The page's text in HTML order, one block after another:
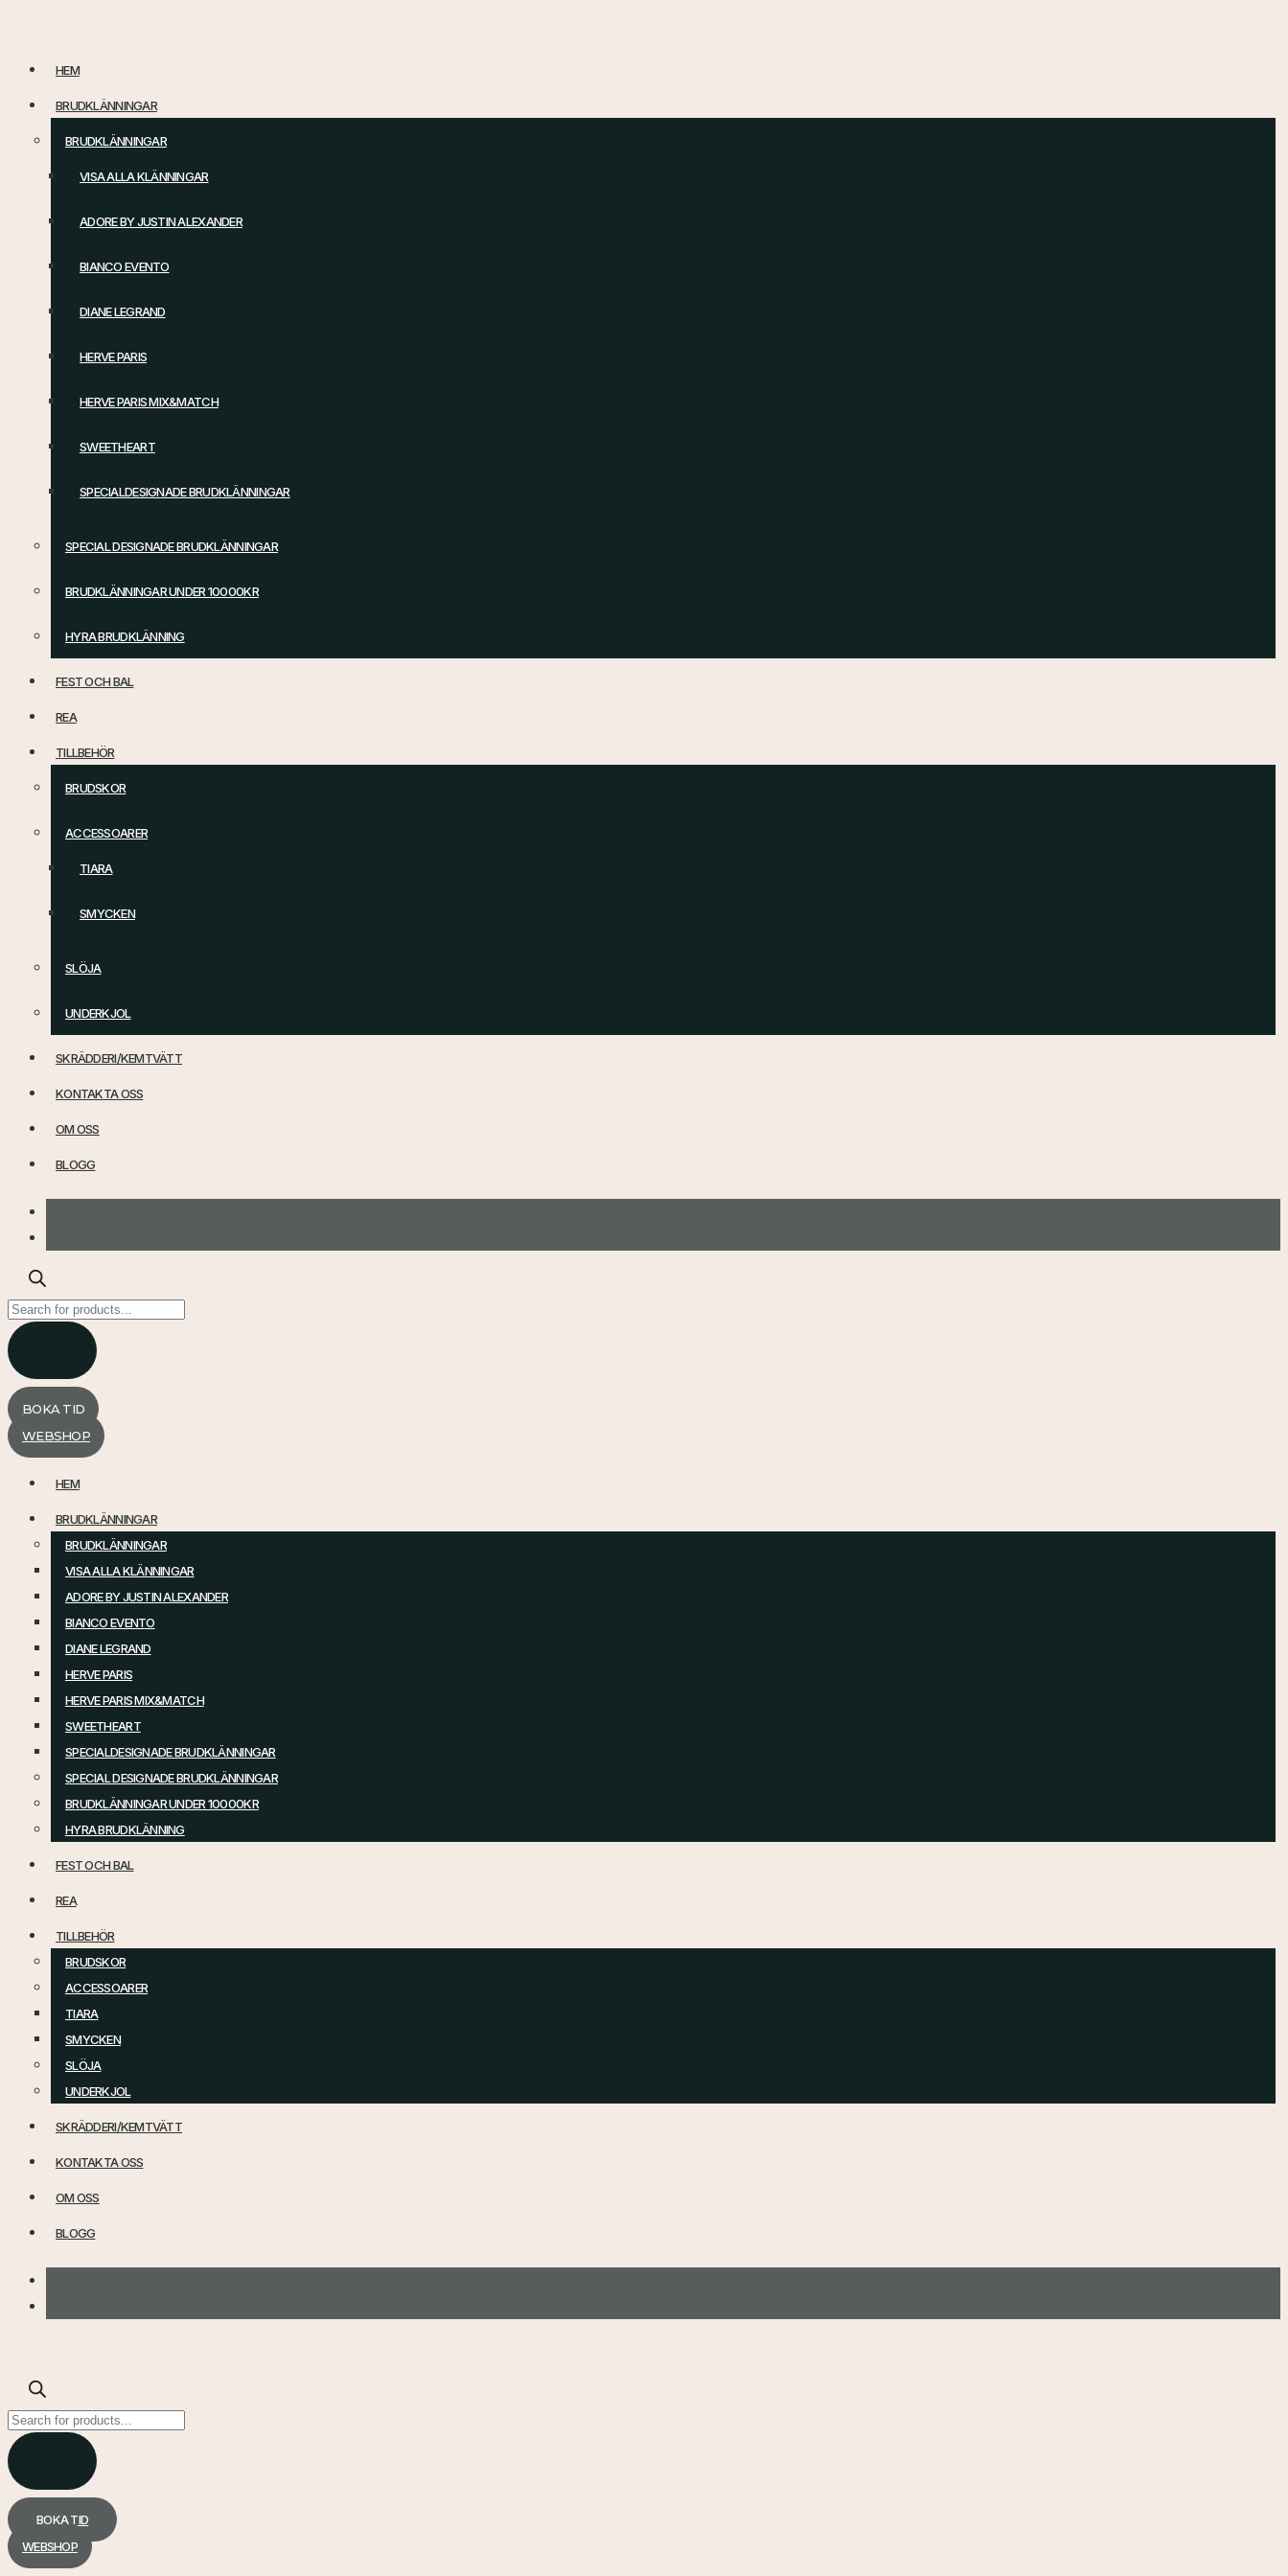
innehåll
HEM
BRUDKLÄNNINGAR
BRUDKLÄNNINGAR
VISA ALLA KLÄNNINGAR
ADORE BY JUSTIN ALEXANDER
BIANCO EVENTO
DIANE LEGRAND
HERVE PARIS
HERVE PARIS MIX&MATCH
SWEETHEART
SPECIALDESIGNADE BRUDKLÄNNINGAR
SPECIAL DESIGNADE BRUDKLÄNNINGAR
BRUDKLÄNNINGAR UNDER 10000KR
HYRA BRUDKLÄNNING
FEST OCH BAL
REA
TILLBEHÖR
BRUDSKOR
ACCESSOARER
TIARA
SMYCKEN
SLÖJA
UNDERKJOL
SKRÄDDERI/KEMTVÄTT
KONTAKTA OSS
OM OSS
BLOGG
Products
search
BOKA TID
WEBSHOP
HEM
BRUDKLÄNNINGAR
BRUDKLÄNNINGAR
VISA ALLA KLÄNNINGAR
ADORE BY JUSTIN ALEXANDER
BIANCO EVENTO
DIANE LEGRAND
HERVE PARIS
HERVE PARIS MIX&MATCH
SWEETHEART
SPECIALDESIGNADE BRUDKLÄNNINGAR
SPECIAL DESIGNADE BRUDKLÄNNINGAR
BRUDKLÄNNINGAR UNDER 10000KR
HYRA BRUDKLÄNNING
FEST OCH BAL
REA
TILLBEHÖR
BRUDSKOR
ACCESSOARER
TIARA
SMYCKEN
SLÖJA
UNDERKJOL
SKRÄDDERI/KEMTVÄTT
KONTAKTA OSS
OM OSS
BLOGG
Products
search
BOKA TID
WEBSHOP